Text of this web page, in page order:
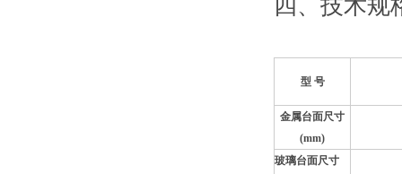
四、 技术规
型 号
金属台面尺寸
(mm)
玻璃台面尺寸